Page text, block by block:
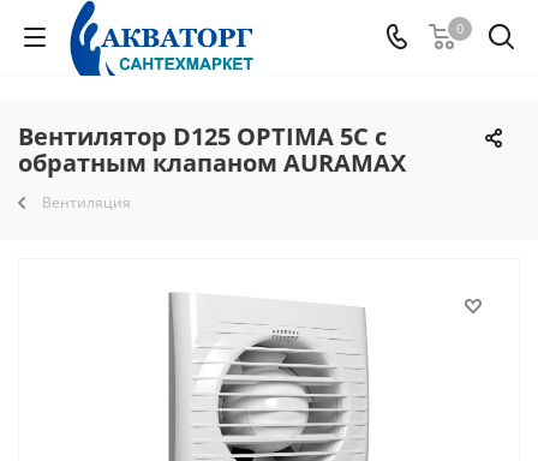
0
Вентилятор D125 OPTIMA 5C c
обратным клапаном AURAMAX
Вентиляция